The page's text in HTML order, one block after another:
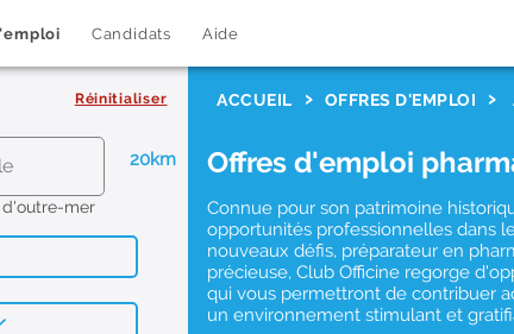
Candidats Aide
Réinitialiser
20km
d'outre-mer
ACCUEIL OFFRES D'EMPLOI
Offres d'emploi
Connue pour son patrimoine
opportunités professionnelles dans
nouveaux défis, préparateur en
précieuse, Club Officine regorge
qui vous permettront de contribuer
un environnement stimulant et